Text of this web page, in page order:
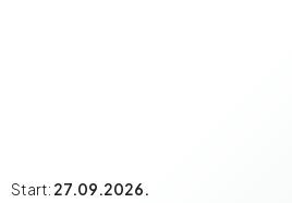
Start: 27.09.2026.